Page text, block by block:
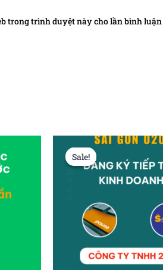
trong trình duyệt này cho lần bình luận
Sale!
Sale!